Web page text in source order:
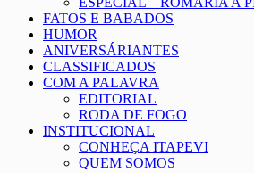
FATOS E BABADOS
HUMOR
ANIVERSÁRIANTES
CLASSIFICADOS
COM A PALAVRA
EDITORIAL
RODA DE FOGO
INSTITUCIONAL
CONHEÇA ITAPEVI
QUEM SOMOS